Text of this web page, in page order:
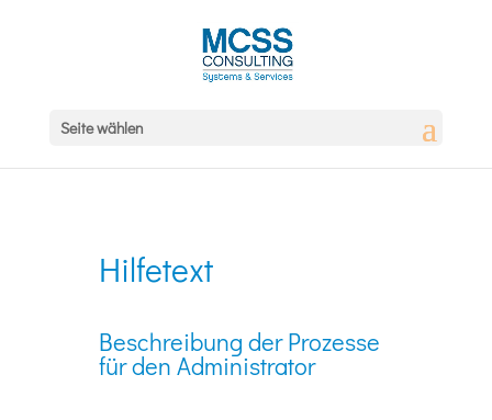
Seite wählen
Hilfetext
Beschreibung der Prozesse
für den Administrator